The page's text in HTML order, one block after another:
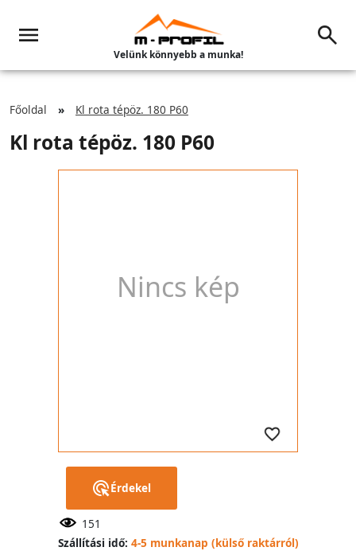
Velünk könnyebb a munka!
Főoldal Kl rota tépöz. 180 P60
Kl rota tépöz. 180 P60
Nincs kép
Érdekel
151
Szállítási idő: 4-5 munkanap (külső raktárról)